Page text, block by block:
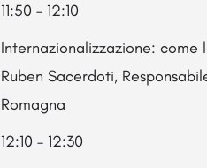
11:50 – 12:10
Internazionalizzazione: come
Ruben Sacerdoti,
Romagna
12:10 – 12:30